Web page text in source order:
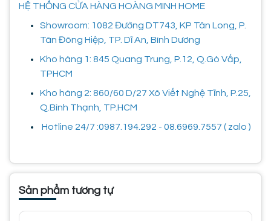
HỆ THỐNG CỬA HÀNG HOÀNG MINH HOME
Showroom: 1082 Đường DT743, KP Tân Long, P.
Tân Đông Hiệp, TP. Dĩ An, Bình Dương
Kho hàng 1: 845 Quang Trung, P.12, Q.Gò Vấp,
TPHCM
Kho hàng 2: 860/60 D/27 Xô Viết Nghệ Tĩnh, P.25,
Q.Bình Thạnh, TP.HCM
Hotline 24/7 :0987.194.292 - 08.6969.7557 ( zalo )
Sản phẩm tương tự